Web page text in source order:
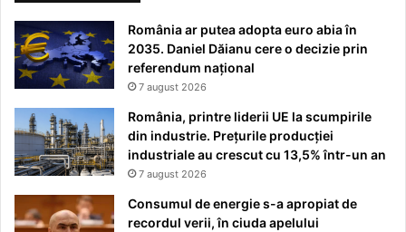
România ar putea adopta euro abia în
2035. Daniel Dăianu cere o decizie prin
referendum național
7 august 2026
România, printre liderii UE la scumpirile
din industrie. Prețurile producției
industriale au crescut cu 13,5% într-un an
7 august 2026
Consumul de energie s-a apropiat de
recordul verii, în ciuda apelului